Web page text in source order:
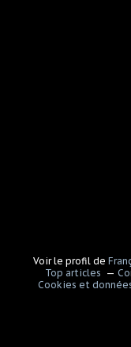
Voir le profil de
Top articles
Cookies et